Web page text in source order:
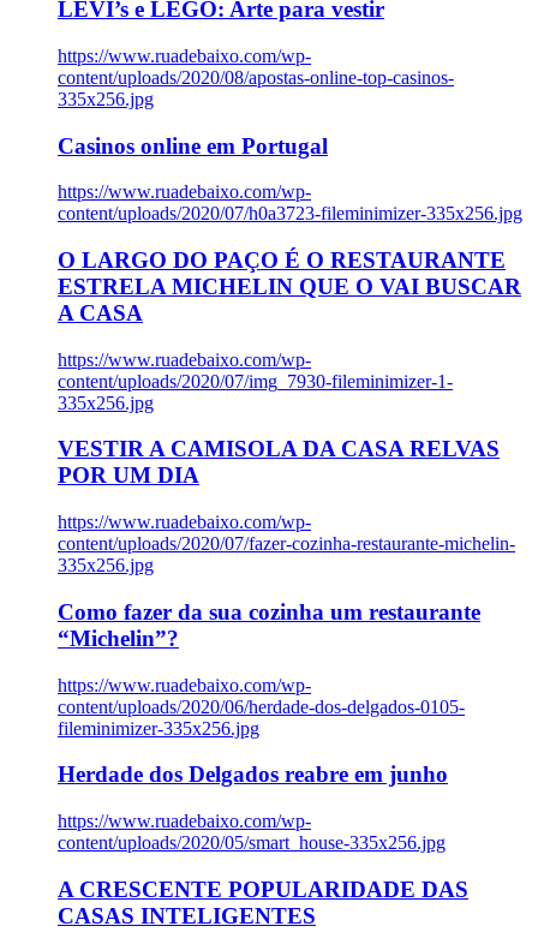
LEVI’s e LEGO: Arte para vestir
https://www.ruadebaixo.com/wp-
content/uploads/2020/08/apostas-online-top-casinos-
335x256.jpg
Casinos online em Portugal
https://www.ruadebaixo.com/wp-
content/uploads/2020/07/h0a3723-fileminimizer-335x256.jpg
O LARGO DO PAÇO É O RESTAURANTE
ESTRELA MICHELIN QUE O VAI BUSCAR
A CASA
https://www.ruadebaixo.com/wp-
content/uploads/2020/07/img_7930-fileminimizer-1-
335x256.jpg
VESTIR A CAMISOLA DA CASA RELVAS
POR UM DIA
https://www.ruadebaixo.com/wp-
content/uploads/2020/07/fazer-cozinha-restaurante-michelin-
335x256.jpg
Como fazer da sua cozinha um restaurante
“Michelin”?
https://www.ruadebaixo.com/wp-
content/uploads/2020/06/herdade-dos-delgados-0105-
fileminimizer-335x256.jpg
Herdade dos Delgados reabre em junho
https://www.ruadebaixo.com/wp-
content/uploads/2020/05/smart_house-335x256.jpg
A CRESCENTE POPULARIDADE DAS
CASAS INTELIGENTES